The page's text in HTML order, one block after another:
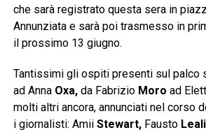
che sarà registrato questa sera in
Annunziata e sarà poi trasmesso in
il prossimo 13 giugno.
Tantissimi gli ospiti presenti sul palco
ad Anna Oxa,da Fabrizio Moro ad
molti altri ancora, annunciati nel corso
i giornalisti: Amii Stewart,Fausto Leali